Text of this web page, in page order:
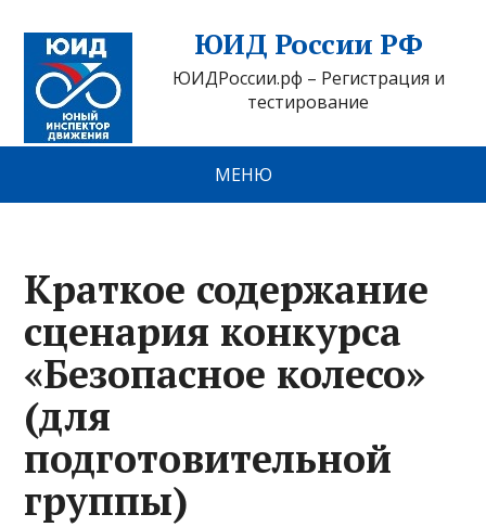
ЮИД России РФ
ЮИДРоссии.рф – Регистрация и
тестирование
МЕНЮ
Краткое содержание
сценария конкурса
«Безопасное колесо»
(для
подготовительной
группы)